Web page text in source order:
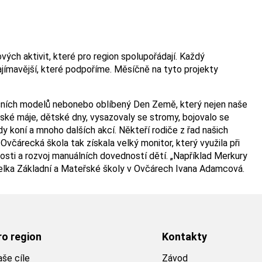
aktivit, které pro region spolupořádají. Každý
které podpoříme. Měsíčně na tyto projekty
modelů nebonebo oblíbený Den Země, který nejen naše
máje, dětské dny, vysazovaly se stromy, bojovalo se
koní a mnoho dalších akcí. Někteří rodiče z řad našich
škola tak získala velký monitor, který využila při
a rozvoj manuálních dovedností dětí. „Například Merkury
Základní a Mateřské školy v Ovčárech Ivana Adamcová.
region
cíle
Kontakty
Závod